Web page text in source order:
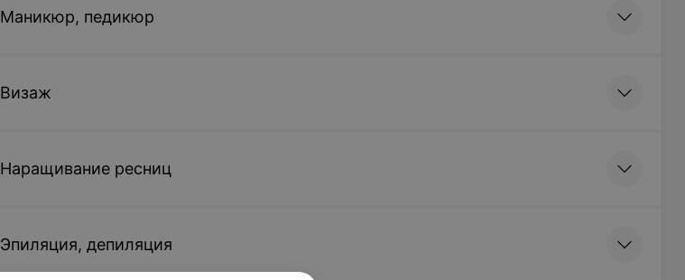
Маникюр, педикюр
Визаж
Наращивание ресниц
Эпиляция, депиляция